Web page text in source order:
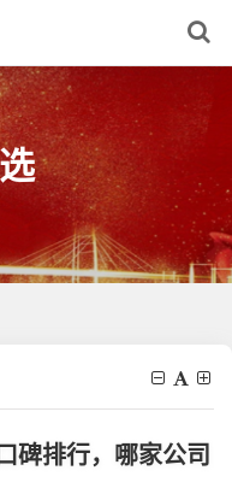
碑排行，哪家公司